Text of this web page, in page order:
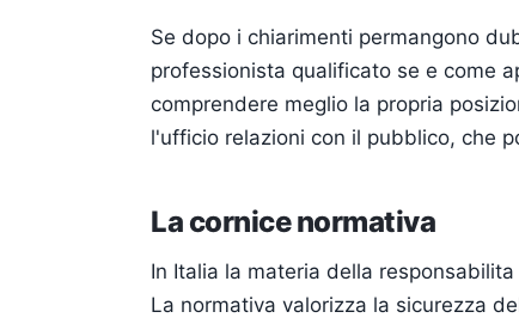
Se dopo i chiarimenti permangono
professionista qualificato se e come
comprendere meglio la propria
l'ufficio relazioni con il pubblico, che
La cornice normativa
In Italia la materia della
La normativa valorizza la sicurezza